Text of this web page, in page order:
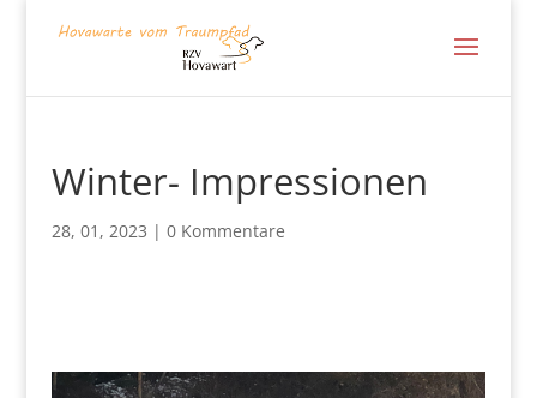
Winter- Impressionen
28, 01, 2023 | 0 Kommentare